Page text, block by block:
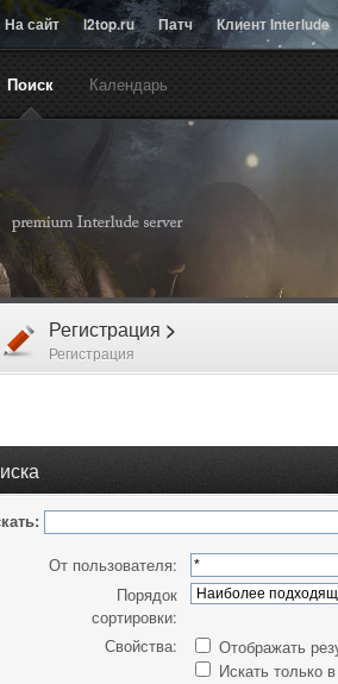
На сайт l2top.ru Патч Клиент Interlude
Поиск Календарь
Регистрация >
Регистрация
От пользователя:
Порядок
сортировки:
Свойства:
Отображать
Искать только